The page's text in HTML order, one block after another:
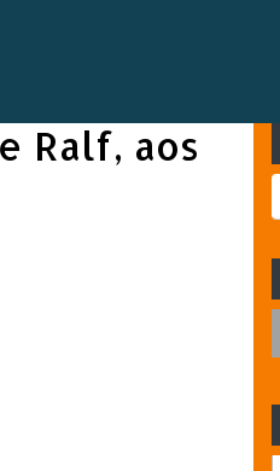
Ralf, aos